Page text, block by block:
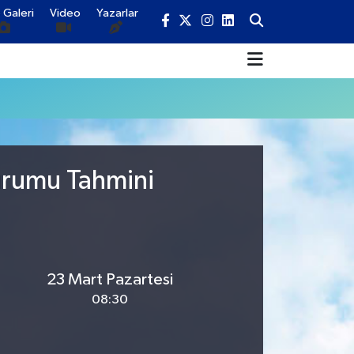
Galeri Video Yazarlar
Tahmini
23 Mart Pazartesi
08:30